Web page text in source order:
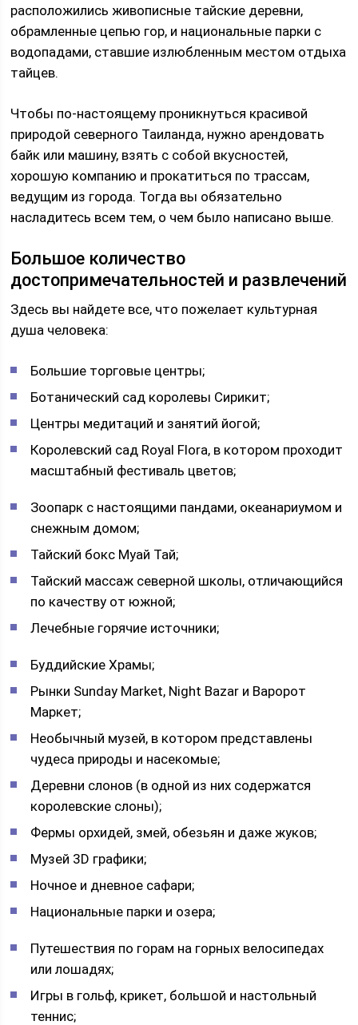
расположились живописные тайские деревни,
обрамленные цепью гор, и национальные парки с
водопадами, ставшие излюбленным местом отдыха
тайцев.
Чтобы по-настоящему проникнуться красивой
природой северного Таиланда, нужно арендовать
байк или машину, взять с собой вкусностей,
хорошую компанию и прокатиться по трассам,
ведущим из города. Тогда вы обязательно
насладитесь всем тем, о чем было написано выше.
Большое количество
достопримечательностей и развлечений
Здесь вы найдете все, что пожелает культурная
душа человека:
Большие торговые центры;
Ботанический сад королевы Сирикит;
Центры медитаций и занятий йогой;
Королевский сад Royal Flora, в котором проходит
масштабный фестиваль цветов;
Зоопарк с настоящими пандами, океанариумом и
снежным домом;
Тайский бокс Муай Тай;
Тайский массаж северной школы, отличающийся
по качеству от южной;
Лечебные горячие источники;
Буддийские Храмы;
Рынки Sunday Market, Night Bazar и Варорот
Маркет;
Необычный музей, в котором представлены
чудеса природы и насекомые;
Деревни слонов (в одной из них содержатся
королевские слоны);
Фермы орхидей, змей, обезьян и даже жуков;
Музей 3D графики;
Ночное и дневное сафари;
Национальные парки и озера;
Путешествия по горам на горных велосипедах
или лошадях;
Игры в гольф, крикет, большой и настольный
теннис;